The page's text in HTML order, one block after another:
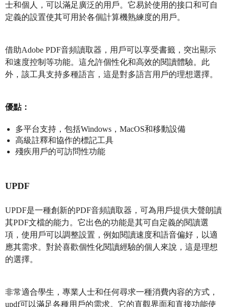
士和個人，可以滿足廣泛的用戶。它易於使用的接口和可自
定義的設置使其可用於各個計算機熟練度的用戶。
借助Adobe PDF音頻讀取器，用戶可以享受書籤，突出顯示
和速度控制等功能。這允許個性化和高效的閱讀體驗。此
外，該工具支持多種語言，這是對多語言用戶的理想選擇。
優點：
多平台支持，包括Windows，MacOS和移動設備
高級註釋和協作的標記工具
殘疾用戶的可訪問性功能
UPDF
UPDF是一種創新的PDF音頻讀取器，可為用戶提供大聲朗讀
其PDF文檔的能力。它出色的功能是其可自定義的閱讀選
項，使用戶可以調整設置，例如閱讀速度和語音偏好，以適
應其需求。對於喜歡個性化閱讀經驗的個人來說，這是理想
的選擇。
非常適合學生，專業人士和任何尋求一種消費內容的方式，
updf可以滿足各種用戶的需求。它的直觀界面和直接功能使